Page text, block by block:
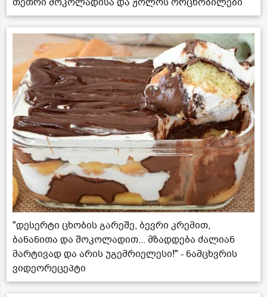
თეთრი შოკოლადისა და ჟოლოს ორცხობილები
"დესერტი ცხობის გარეშე, ბევრი კრემით,
ბანანითა და შოკოლადით... მზადდება ძალიან
მარტივად და არის უგემრიელესი!" - ნამცხვრის
ვიდეორეცეპტი